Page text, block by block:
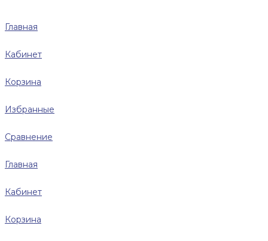
Главная
Кабинет
Корзина
Избранные
Сравнение
Главная
Кабинет
Корзина